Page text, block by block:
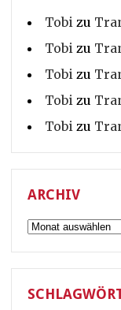
Tobi zu
Tobi zu
Tobi zu
Tobi zu
Tobi zu
ARCHIV
Archiv